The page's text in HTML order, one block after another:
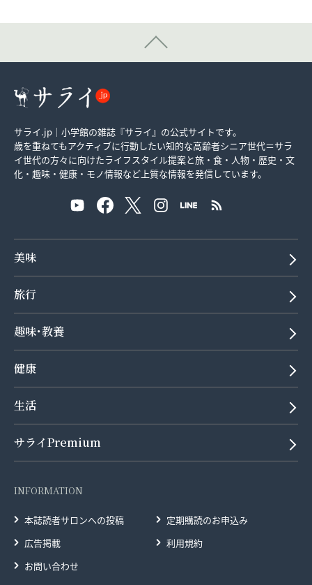
サライ.jp｜小学館の雑誌『サライ』の公式サイトです。
歳を重ねてもアクティブに行動したい知的な高齢者シニア世代＝サラ
イ世代の方々に向けたライフスタイル提案と旅・食・人物・歴史・文
化・趣味・健康・モノ情報など上質な情報を発信しています。
美味
旅行
趣味･教養
健康
生活
サライPremium
INFORMATION
本誌読者サロンへの投稿
定期購読のお申込み
広告掲載
利用規約
お問い合わせ